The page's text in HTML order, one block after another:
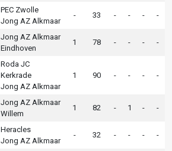
PEC Zwolle
Jong AZ Alkmaar
- 33 - - - -
Jong AZ Alkmaar
Eindhoven
1 78 - - - -
Roda JC
Kerkrade
Jong AZ Alkmaar
1 90 - - - -
Jong AZ Alkmaar
Willem
1 82 - 1 - -
Heracles
Jong AZ Alkmaar
- 32 - - - -